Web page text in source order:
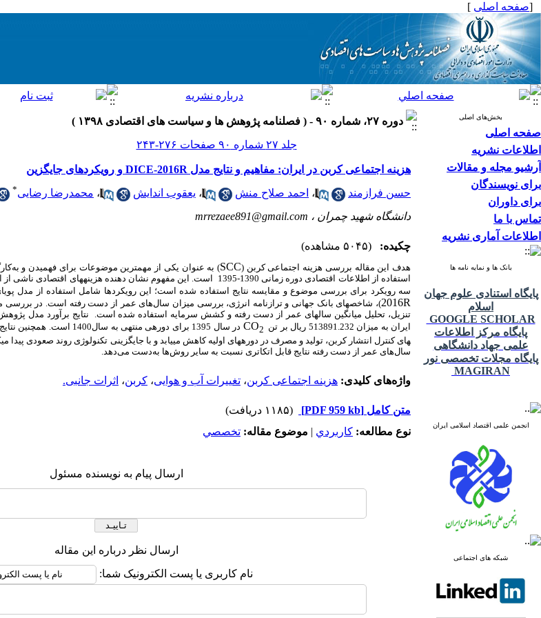
[صفحه اصلی ]
بخش‌های اصلی
صفحه اصلی
اطلاعات نشریه
آرشیو مجله و مقالات
برای نویسندگان
برای داوران
تماس با ما
اطلاعات آماری نشریه
بانک ها و نمایه نامه ها
پایگاه استنادی علوم جهان
اسلام
GOOGLE SCHOLAR
پایگاه مرکز اطلاعات
علمی جهاد دانشگاهی
پایگاه مجلات تخصصی نور
MAGIRAN
انجمن علمی اقتصاد اسلامی ایران
شبکه های اجتماعی
دوره ۲۷، شماره ۹۰ - ( فصلنامه پژوهش ها و سیاست های اقتصادی ۱۳۹۸ )
جلد ۲۷ شماره ۹۰ صفحات ۲۷۶-۲۴۳
هزینه اجتماعی کربن در ایران: مفاهیم و نتایج مدل DICE-2016R و رویکردهای جایگزین
حسن فرازمند ، احمد صلاح منش ، یعقوب اندایش ، محمدرضا رضایی*
دانشگاه شهید چمران ، mrrezaee891@gmail.com
چکیده: (۵۰۴۵ مشاهده)
هدف این مقاله بررسی هزینه اجتماعی کربن (SCC) به عنوان یکی از مهمترین موضوعات برای فهمیدن و
استفاده از اطلاعات اقتصادی دوره زمانی 1390-1395 است. این مفهوم نشان دهنده
سه رویکرد برای بررسی موضوع و مقایسه نتایج استفاده شده است؛ این رویکردها شامل استفاده از مدل
2016R)، شاخص­های بانک جهانی و ترازنامه انرژی، بررسی میزان سال‌های عمر از دست رفته است. در
تنزیل، تحلیل میانگین سال­های عمر از دست رفته و کشش سرمایه استفاده شده است. نتایج برآورد مدل
ایران به میزان 513891.232 ریال بر تن
CO2
در سال 1395 برای دوره­ی
های کنترل انتشار کربن، تولید و مصرف در دوره­های اولیه کاهش می­یابد و با جایگزینی تکنولوژی روند صعودی
سال‌های عمر از دست رفته نتایج قابل اتکاتری نسبت به سایر روش‌ها به‌دست می‌دهد.
واژه‌های کلیدی: هزینه اجتماعی کربن، تغییرات آب و هوایی، کربن، اثرات جانبی.
متن کامل [PDF 959 kb]
(۱۱۸۵ دریافت)
نوع مطالعه: كاربردي | موضوع مقاله: تخصصي
ارسال پیام به نویسنده مسئول
ارسال نظر درباره این مقاله
نام کاربری یا پست الکترونیک شما: